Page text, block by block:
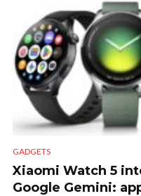
GADGETS
Xiaomi Watch 5
Google Gemini: